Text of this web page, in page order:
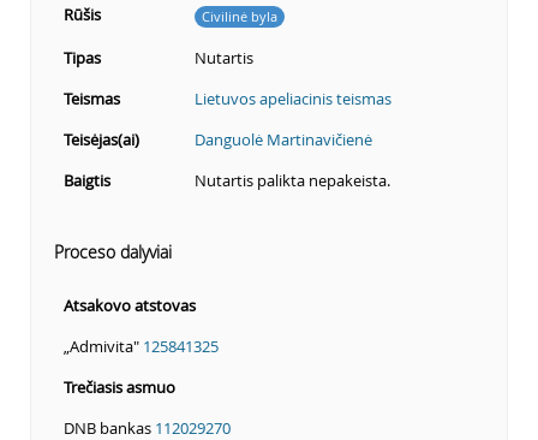
Rūšis
Civilinė byla
Tipas
Nutartis
Teismas
Lietuvos apeliacinis teismas
Teisėjas(ai)
Danguolė Martinavičienė
Baigtis
Nutartis palikta nepakeista.
Proceso dalyviai
Atsakovo atstovas
„Admivita" 125841325
Trečiasis asmuo
DNB bankas 112029270